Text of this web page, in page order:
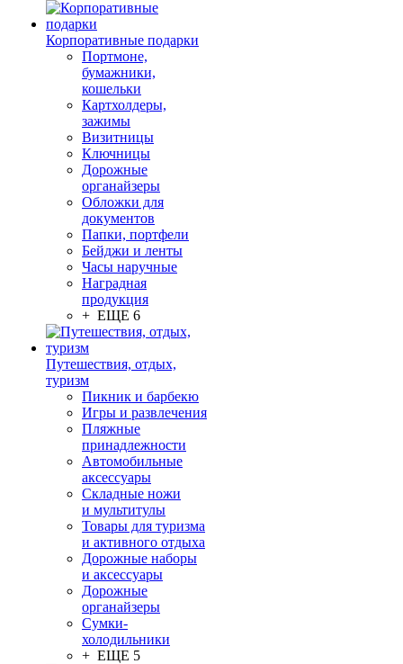
Корпоративные подарки
Портмоне,
бумажники,
кошельки
Картхолдеры,
зажимы
Визитницы
Ключницы
Дорожные
органайзеры
Обложки для
документов
Папки, портфели
Бейджи и ленты
Часы наручные
Наградная
продукция
+ ЕЩЕ 6
Путешествия, отдых,
туризм
Пикник и барбекю
Игры и развлечения
Пляжные
принадлежности
Автомобильные
аксессуары
Складные ножи
и мультитулы
Товары для туризма
и активного отдыха
Дорожные наборы
и аксессуары
Дорожные
органайзеры
Сумки-
холодильники
+ ЕЩЕ 5